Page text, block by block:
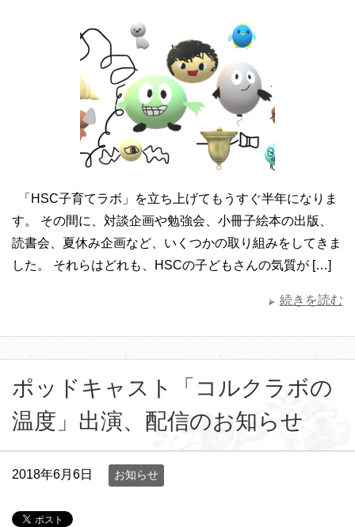
「HSC子育てラボ」を立ち上げてもうすぐ半年になりま
す。 その間に、対談企画や勉強会、小冊子絵本の出版、
読書会、夏休み企画など、いくつかの取り組みをしてきま
した。 それらはどれも、HSCの子どもさんの気質が […]
続きを読む
ポッドキャスト「コルクラボの
温度」出演、配信のお知らせ
2018年6月6日 お知らせ